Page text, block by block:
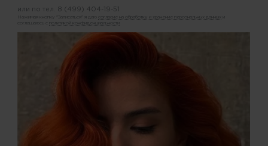
или по тел. 8 (499) 404-19-51
Нажимая кнопку "Записаться" я даю согласие на обработку и хранение персональных данных
политикой конфиденциальности